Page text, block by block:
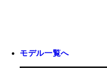
モデル一覧へ